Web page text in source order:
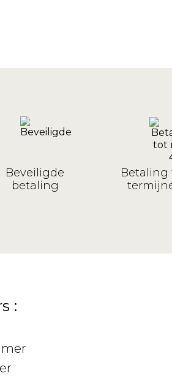
Beveiligde
betaling
Betaling
: